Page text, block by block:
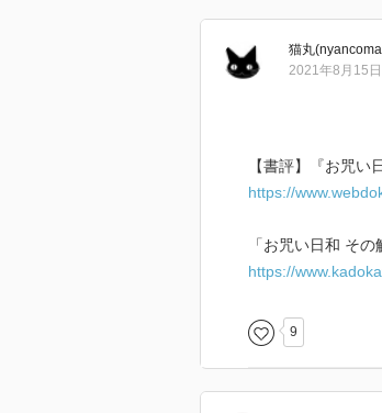
猫丸
2021年8月15日
【書評】『お咒
https://
「お咒い日和 そ
https://
9